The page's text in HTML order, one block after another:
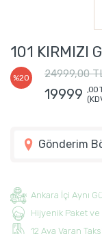
101 KIRMIZI
%20 24999,00
19999 ,00
Gönderim
Ankara İçi Aynı
Hijyenik Paket
12 Aya Varan